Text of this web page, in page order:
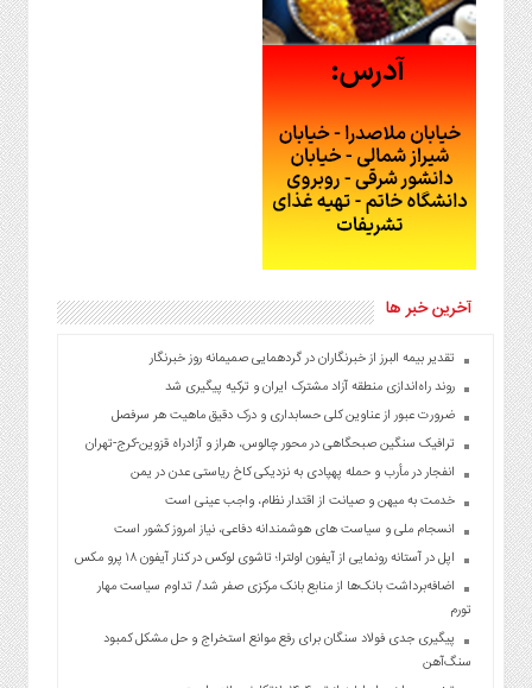
آخرین خبر ها
تقدیر بیمه البرز از خبرنگاران در گردهمایی صمیمانه روز خبرنگار
روند راه‌اندازی منطقه آزاد مشترک ایران و ترکیه پیگیری شد
ضرورت عبور از عناوین کلی حسابداری و درک دقیق ماهیت هر سرفصل
ترافیک سنگین صبحگاهی در محور چالوس، هراز و آزادراه قزوین-کرج-تهران
انفجار در مأرب و حمله پهپادی به نزدیکی کاخ ریاستی عدن در یمن
خدمت به میهن و صیانت از اقتدار نظام، واجب عینی است
انسجام ملی و سیاست های هوشمندانه دفاعی، نیاز امروز کشور است
اپل در آستانه رونمایی از آیفون اولترا؛ تاشوی لوکس در کنار آیفون ۱۸ پرو مکس
اضافه‌برداشت بانک‌ها از منابع بانک مرکزی صفر شد/ تداوم سیاست مهار
تورم
پیگیری جدی فولاد سنگان برای رفع موانع استخراج و حل مشکل کمبود
سنگ‌آهن